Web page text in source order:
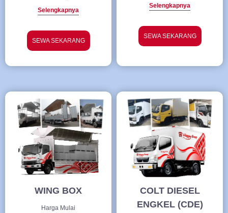
Selengkapnya
SEWA SEKARANG
Selengkapnya
SEWA SEKARANG
WING BOX
Harga Mulai
COLT DIESEL
ENGKEL (CDE)